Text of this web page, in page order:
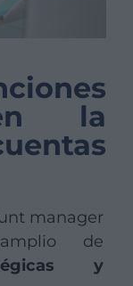
la
manager
de
y